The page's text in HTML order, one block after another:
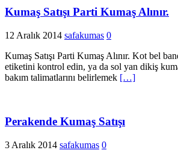
Kumaş Satışı Parti Kumaş Alınır.
12 Aralık 2014 safakumas 0
Kumaş Satışı Parti Kumaş Alınır. Kot bel
etiketini kontrol edin, ya da sol yan dikiş
bakım talimatlarını belirlemek […]
Perakende Kumaş Satışı
3 Aralık 2014 safakumas 0